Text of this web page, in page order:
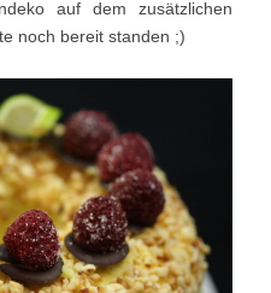
auf dem zusätzlichen
noch bereit standen ;)